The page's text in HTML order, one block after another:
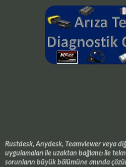
Rustdesk, Anydesk, Teamviewer veya
uygulamaları ile uzaktan bağlantı ile
sorunların büyük bölümüne anında